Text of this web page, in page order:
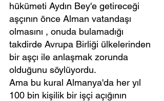
hükümeti Aydın Bey'e getireceği
aşçının önce Alman vatandaşı
olmasını , onuda bulamadığı
takdirde Avrupa Birliği ülkelerinden
bir aşçı ile anlaşmak zorunda
olduğunu söylüyordu.
Ama bu kural Almanya'da her yıl
100 bin kişilik bir işçi açığının